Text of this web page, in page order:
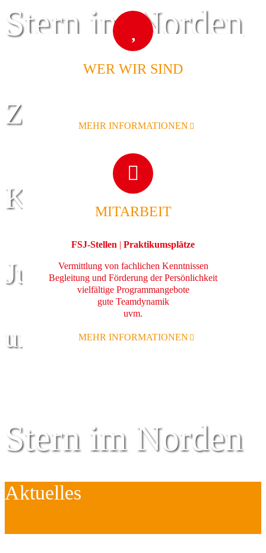
Stern im Norden
Zentrum für
Kinder
Jugend
und Familie
Stern im Norden
Zentrum für
WER WIR SIND
MEHR INFORMATIONEN
MITARBEIT
FSJ-Stellen | Praktikumsplätze
Vermittlung von fachlichen Kenntnissen
Begleitung und Förderung der Persönlichkeit
vielfältige Programmangebote
gute Teamdynamik
uvm.
MEHR INFORMATIONEN
Aktuelles